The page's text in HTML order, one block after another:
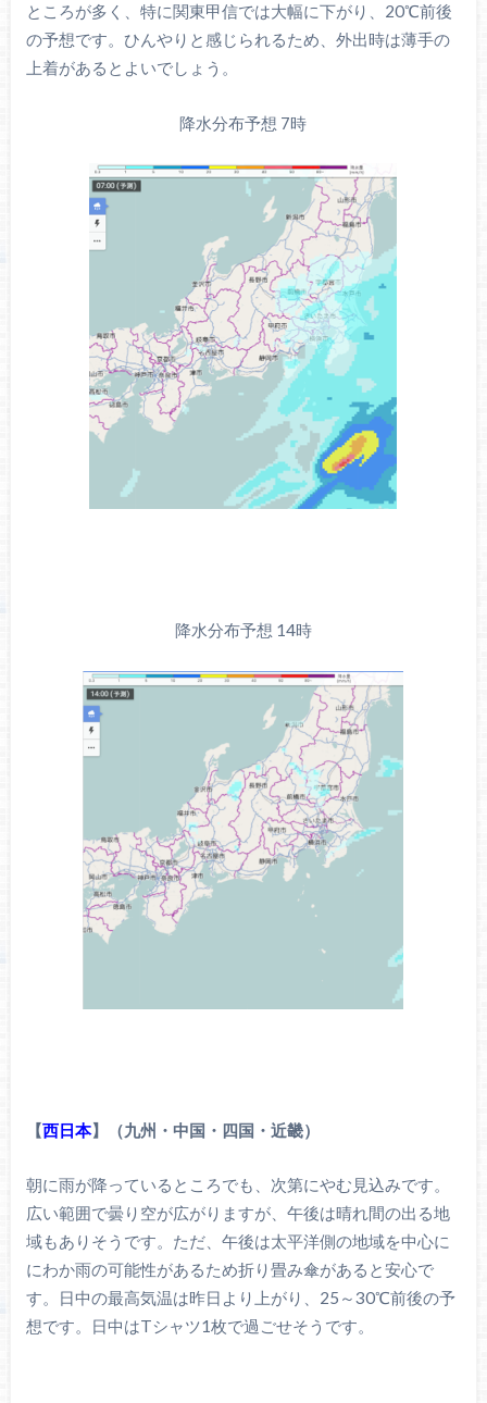
ところが多く、特に関東甲信では大幅に下がり、20℃前後
の予想です。ひんやりと感じられるため、外出時は薄手の
上着があるとよいでしょう。
降水分布予想 7時
降水分布予想 14時
【西日本】（九州・中国・四国・近畿）
朝に雨が降っているところでも、次第にやむ見込みです。
広い範囲で曇り空が広がりますが、午後は晴れ間の出る地
域もありそうです。ただ、午後は太平洋側の地域を中心に
にわか雨の可能性があるため折り畳み傘があると安心で
す。日中の最高気温は昨日より上がり、25～30℃前後の予
想です。日中はTシャツ1枚で過ごせそうです。